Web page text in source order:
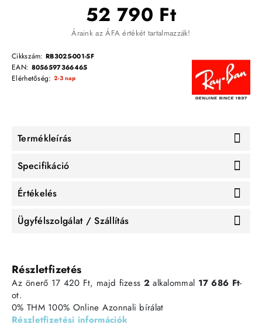
52 790 Ft
Áraink az ÁFA értékét tartalmazzák!
Cikkszám: RB3025-001-5F
EAN: 8056597366465
Elérhetőség: 2-3 nap
Termékleírás
Specifikáció
Értékelés
Ügyfélszolgálat / Szállítás
Részletfizetés
Az önerő 17 420 Ft, majd fizess 2alkalommal 17 686 Ft-
ot.
0% THM 100% Online Azonnali bírálat
Részletfizetési információk